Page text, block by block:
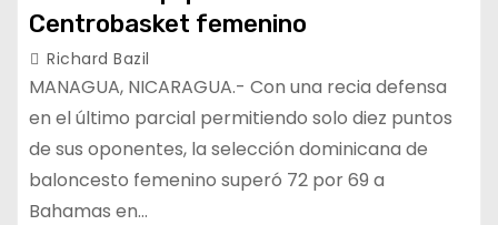
Centrobasket femenino
Richard Bazil
MANAGUA, NICARAGUA.- Con una recia defensa
en el último parcial permitiendo solo diez puntos
de sus oponentes, la selección dominicana de
baloncesto femenino superó 72 por 69 a
Bahamas en…